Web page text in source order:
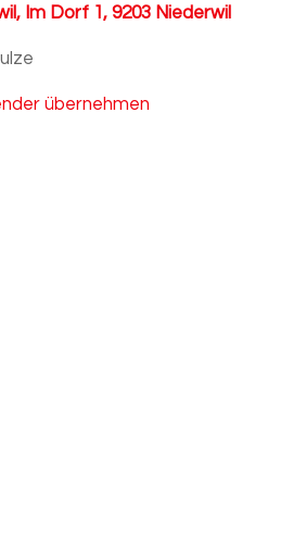
, Im Dorf 1, 9203 Niederwil
übernehmen